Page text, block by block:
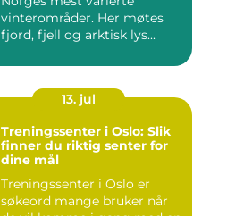
vinterområder. Her møtes
fjord, fjell og arktisk lys...
13. jul
Treningssenter i Oslo: Slik
finner du riktig senter for
dine mål
Treningssenter i Oslo er
søkeord mange bruker når